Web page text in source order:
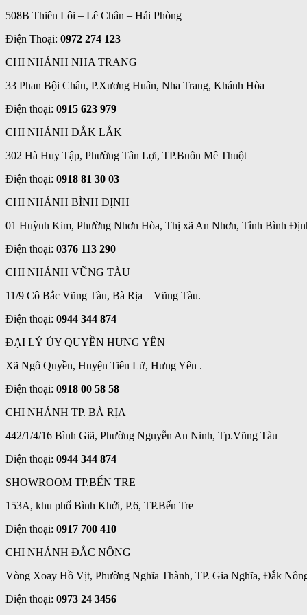
508B Thiên Lôi – Lê Chân – Hải Phòng
Điện Thoại: 0972 274 123
CHI NHÁNH NHA TRANG
33 Phan Bội Châu, P.Xương Huân, Nha Trang, Khánh Hòa
Điện thoại: 0915 623 979
CHI NHÁNH ĐẮK LẮK
302 Hà Huy Tập, Phường Tân Lợi, TP.Buôn Mê Thuột
Điện thoại: 0918 81 30 03
CHI NHÁNH BÌNH ĐỊNH
01 Huỳnh Kim, Phường Nhơn Hòa, Thị xã An Nhơn, Tỉnh Bình
Điện thoại: 0376 113 290
CHI NHÁNH VŨNG TÀU
11/9 Cô Bắc Vũng Tàu, Bà Rịa – Vũng Tàu.
Điện thoại: 0944 344 874
ĐẠI LÝ ỦY QUYỀN HƯNG YÊN
Xã Ngô Quyền, Huyện Tiên Lữ, Hưng Yên .
Điện thoại: 0918 00 58 58
CHI NHÁNH TP. BÀ RỊA
442/1/4/16 Bình Giã, Phường Nguyễn An Ninh, Tp.Vũng Tàu
Điện thoại: 0944 344 874
SHOWROOM TP.BẾN TRE
153A, khu phố Bình Khởi, P.6, TP.Bến Tre
Điện thoại: 0917 700 410
CHI NHÁNH ĐẮC NÔNG
Vòng Xoay Hồ Vịt, Phường Nghĩa Thành, TP. Gia Nghĩa, Đắk
Điện thoại: 0973 24 3456